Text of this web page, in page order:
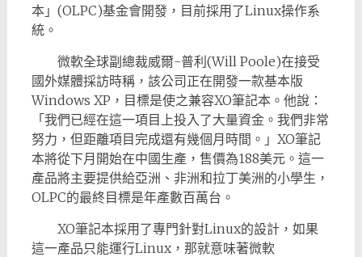
本」(OLPC)基金會開發，目前採用了Linux操作系
統。
微軟全球副總裁威爾-普利(Will Poole)在接受
國外媒體採訪時稱，該公司正在開發一款基本版
Windows XP，目標是使之兼容XO筆記本。他說：
「我們已經在這一項目上投入了大量資金。我們非常
努力，但距離項目完成還有幾個月時間。」XO筆記
本將從下月開始在中國生產，售價為188美元。這一
產品將主要提供給亞洲、非洲和拉丁美洲的小學生，
OLPC的最終目標是年產數百萬台。
XO筆記本採用了專門針對Linux的設計，如果
這一產品只能運行Linux，那就意味著微軟